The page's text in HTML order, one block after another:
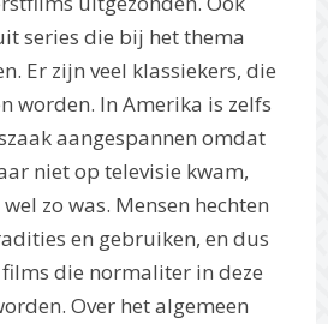
series die bij het thema
Er zijn veel klassiekers, die
worden. In Amerika is zelfs
aangespannen omdat
niet op televisie kwam,
zo was. Mensen hechten
en gebruiken, en dus
die normaliter in deze
Over het algemeen